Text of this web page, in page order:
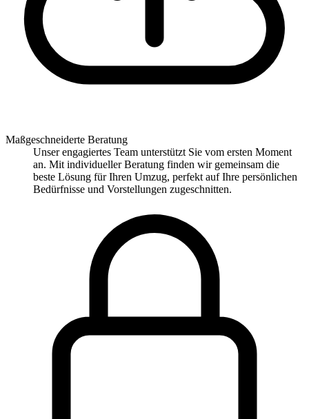
Maßgeschneiderte Beratung
Unser engagiertes Team unterstützt Sie vom ersten Moment
an. Mit individueller Beratung finden wir gemeinsam die
beste Lösung für Ihren Umzug, perfekt auf Ihre persönlichen
Bedürfnisse und Vorstellungen zugeschnitten.